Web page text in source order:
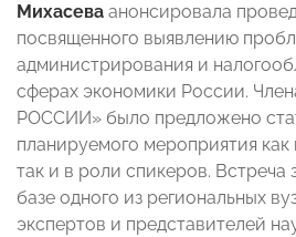
Михасева анонсировала
посвященного выявлению
администрирования и
сферах экономики России.
РОССИИ» было предложено
планируемого мероприятия
так и в роли спикеров. Встреча
базе одного из региональных
экспертов и представителей